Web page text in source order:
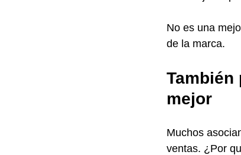
No es una
de la marca.
También
mejor
Muchos
ventas. ¿Por